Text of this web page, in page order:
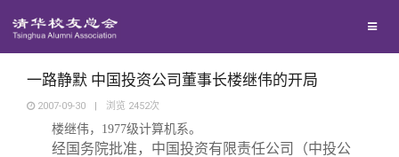
地区联络
年级联络
回馈母校
捐赠项目
媒体平台
一路静默 中国投资公司董事长楼继伟的开局
2007-09-30 | 浏览 2452次
楼继伟， 1977级计算机系。
经国务院批准，中国投资有限责任公司（中投公